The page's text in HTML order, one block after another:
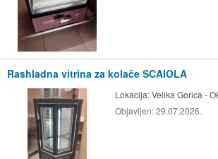
Rashladna vitrina za kolače SCAIOLA
Lokacija:Velika Gorica -
Objavljen:29.07.2026.